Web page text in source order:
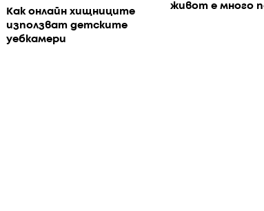
Как онлайн хищниците
използват детските
уебкамери
живот е много